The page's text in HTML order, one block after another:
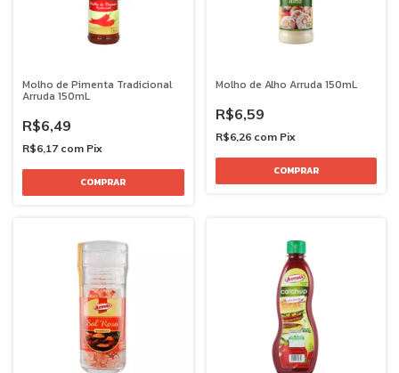
Molho de Pimenta Tradicional
Arruda 150mL
R$6,49
R$6,17 com Pix
Molho de Alho Arruda 150mL
R$6,59
R$6,26 com Pix